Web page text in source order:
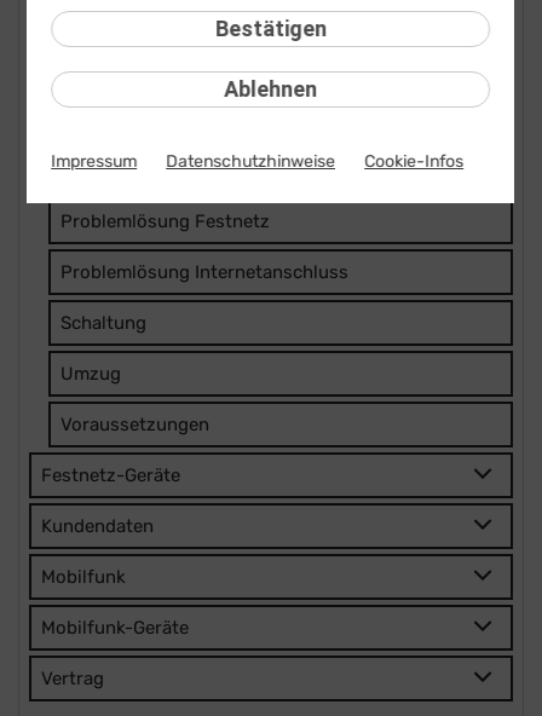
Festnetz-Verbindungen
Festnetz-DSL-Störung
Liefern
Problemlösung Festnetz
Problemlösung Internetanschluss
Schaltung
Umzug
Voraussetzungen
Festnetz-Geräte
Kundendaten
Mobilfunk
Mobilfunk-Geräte
Vertrag
Ablehnen
Bestätigen
Impressum Datenschutzhinweise Cookie-Infos